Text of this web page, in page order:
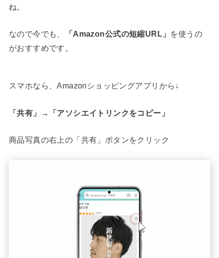
ね。
なので今でも、 「Amazon公式の短縮URL」 を使うの
がおすすめです。
スマホなら、Amazonショッピングアプリから↓
「共有」→「アソシエイトリンクをコピー」
商品写真の右上の「共有」ボタンをクリック